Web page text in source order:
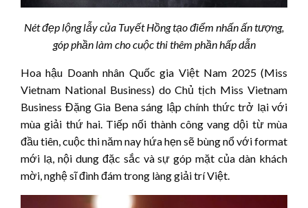
Nétđẹp lộng lẫy của Tuyết Hồng tạo điểm nhấn ấn tượng,
góp phần làm cho cuộc thi thêm phần hấp dẫn
Hoa hậu Doanh nhân Quốc gia Việt Nam 2025 (Miss
Vietnam National Business) do Chủ tịch Miss Vietnam
Business Đặng Gia Bena sáng lập chính thức trở lại với
mùa giải thứ hai. Tiếp nối thành công vang dội từ mùa
đầu tiên, cuộc thi năm nay hứa hẹn sẽ bùng nổ với format
mới lạ, nội dung đặc sắc và sự góp mặt của dàn khách
mời, nghệ sĩ đình đám trong làng giải trí Việt.